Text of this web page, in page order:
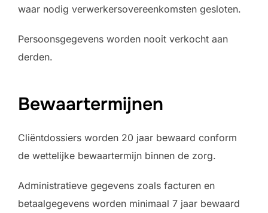
waar nodig verwerkersovereenkomsten gesloten.
Persoonsgegevens worden nooit verkocht aan
derden.
Bewaartermijnen
Cliëntdossiers worden 20 jaar bewaard conform
de wettelijke bewaartermijn binnen de zorg.
Administratieve gegevens zoals facturen en
betaalgegevens worden minimaal 7 jaar bewaard